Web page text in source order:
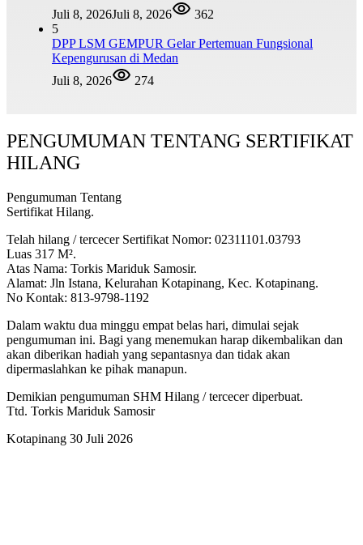
Juli 8, 2026Juli 8, 2026
362
5
DPP LSM GEMPUR Gelar Pertemuan Fungsional
Kepengurusan di Medan
Juli 8, 2026
274
PENGUMUMAN TENTANG SERTIFIKAT
HILANG
Pengumuman Tentang
Sertifikat Hilang.
Telah hilang / tercecer Sertifikat Nomor: 02311101.03793
Luas 317 M².
Atas Nama: Torkis Mariduk Samosir.
Alamat: Jln Istana, Kelurahan Kotapinang, Kec. Kotapinang.
No Kontak: 813-9798-1192
Dalam waktu dua minggu empat belas hari, dimulai sejak
pengumuman ini. Bagi yang menemukan harap dikembalikan dan
akan diberikan hadiah yang sepantasnya dan tidak akan
dipermaslahkan ke pihak manapun.
Demikian pengumuman SHM Hilang / tercecer diperbuat.
Ttd. Torkis Mariduk Samosir
Kotapinang 30 Juli 2026